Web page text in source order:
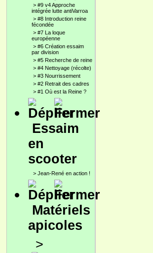
> #9 v4 Approche
intégrée lutte antiVarroa
> #8 Introduction reine
fécondée
> #7 La loque
européenne
> #6 Création essaim
par division
> #5 Recherche de reine
> #4 Nettoyage (récolte)
> #3 Nourrissement
> #2 Retrait des cadres
> #1 Où est la Reine ?
Essaim
en
scooter
> Jean-René en action !
Matériels
apicoles
>